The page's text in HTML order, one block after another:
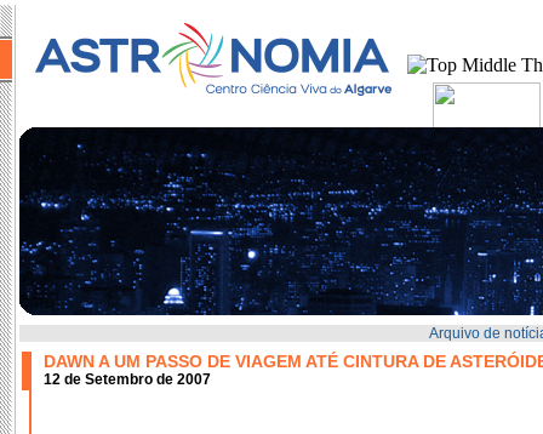
Arquivo de
DAWN A UM PASSO DE VIAGEM ATÉ CINTURA DE
12 de Setembro de 2007